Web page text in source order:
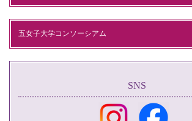
五女子大学コンソーシアム
SNS